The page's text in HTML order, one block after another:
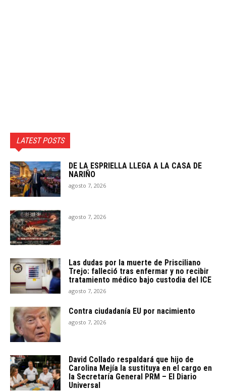
LATEST POSTS
DE LA ESPRIELLA LLEGA A LA CASA DE
NARIÑO
agosto 7, 2026
agosto 7, 2026
Las dudas por la muerte de Prisciliano
Trejo: falleció tras enfermar y no recibir
tratamiento médico bajo custodia del ICE
agosto 7, 2026
Contra ciudadanía EU por nacimiento
agosto 7, 2026
David Collado respaldará que hijo de
Carolina Mejía la sustituya en el cargo en
la Secretaría General PRM – El Diario
Universal